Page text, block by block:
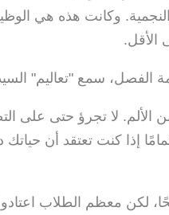
وكانت هذه هي
الأقل.
سمع "تعاليم" السيد
الألم. لا تجرؤ حتى على
إذا كنت تعتقد أن حياتك
لكن معظم الطلاب